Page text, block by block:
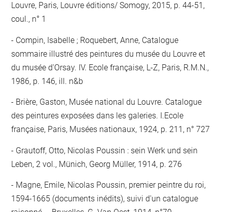
Louvre, Paris, Louvre éditions/ Somogy, 2015, p. 44-51,
coul., n° 1
Compin, Isabelle ; Roquebert, Anne, Catalogue
sommaire illustré des peintures du musée du Louvre et
du musée d'Orsay. IV. Ecole française, L-Z, Paris, R.M.N.,
1986, p. 146, ill. n&b
Brière, Gaston, Musée national du Louvre. Catalogue
des peintures exposées dans les galeries. I.Ecole
française, Paris, Musées nationaux, 1924, p. 211, n° 727
Grautoff, Otto, Nicolas Poussin : sein Werk und sein
Leben, 2 vol., Münich, Georg Müller, 1914, p. 276
Magne, Emile, Nicolas Poussin, premier peintre du roi,
1594-1665 (documents inédits), suivi d'un catalogue